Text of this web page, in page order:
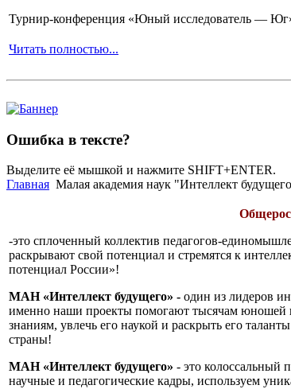
Турнир-конференция «Юный исследователь —
Читать полностью...
Ошибка в тексте?
Выделите её мышкой и нажмите SHIFT+ENTER.
Главная Малая академия наук "Интеллект
-это сплоченный коллектив педагогов-
раскрывают свой потенциал и стремятся к
потенциал России»!
МАН «Интеллект будущего» - один из лидеров
именно наши проекты помогают тысячам юношей и
знаниям, увлечь его наукой и раскрыть его
страны!
МАН «Интеллект будущего» - это колоссальный
научные и педагогические кадры, используем